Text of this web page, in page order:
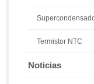
Termistor NTC
Noticias